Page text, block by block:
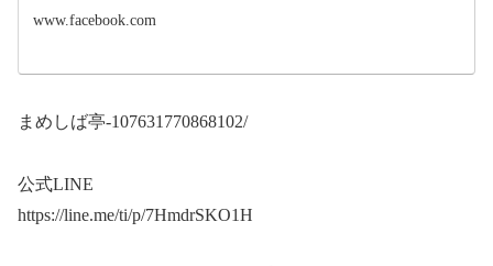
www.facebook.com
まめしば亭-107631770868102/
公式LINE
https://line.me/ti/p/7HmdrSKO1H